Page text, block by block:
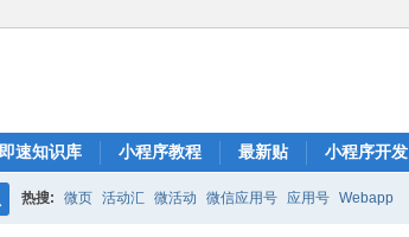
即速知识库 小程序教程 最新贴 小程序开发
热搜: 微页 活动汇 微活动 微信应用号 应用号 Webapp